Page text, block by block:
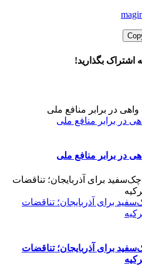
اشتراک بگذارید!
در برابر منافع ملی
در برابر منافع ملی
برای آذربایجان؛ تناقضات
برای آذربایجان؛ تناقضات